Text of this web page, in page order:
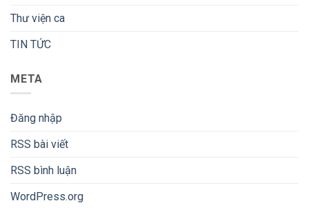
Thư viện ca
TIN TỨC
META
Đăng nhập
RSS bài viết
RSS bình luận
WordPress.org